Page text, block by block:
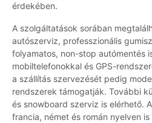
érdekében.
A szolgáltatások sorában
autószerviz, professzionális
folyamatos, non-stop autómentés
mobiltelefonokkal és GPS-
a szállítás szervezését pedig
rendszerek támogatják. További
és snowboard szerviz is elérhető.
francia, német és román nyelven